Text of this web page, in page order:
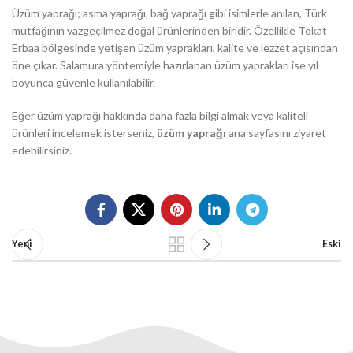
Üzüm yaprağı; asma yaprağı, bağ yaprağı gibi isimlerle anılan, Türk
mutfağının vazgeçilmez doğal ürünlerinden biridir. Özellikle Tokat
Erbaa bölgesinde yetişen üzüm yaprakları, kalite ve lezzet açısından
öne çıkar. Salamura yöntemiyle hazırlanan üzüm yaprakları ise yıl
boyunca güvenle kullanılabilir.
Eğer üzüm yaprağı hakkında daha fazla bilgi almak veya kaliteli
ürünleri incelemek isterseniz, üzüm yaprağı ana sayfasını ziyaret
edebilirsiniz.
Yeni Eski